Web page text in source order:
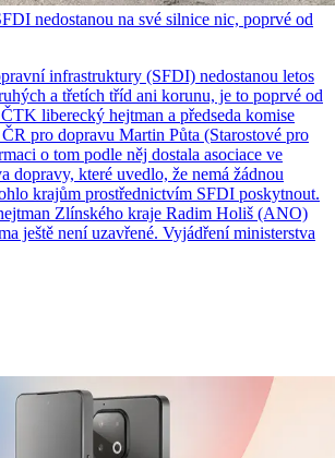
nedostanou na své silnice nic, poprvé od
infrastruktury (SFDI) nedostanou letos
a třetích tříd ani korunu, je to poprvé od
liberecký hejtman a předseda komise
pro dopravu Martin Půta (Starostové pro
o tom podle něj dostala asociace ve
dopravy, které uvedlo, že nemá žádnou
krajům prostřednictvím SFDI poskytnout.
Zlínského kraje Radim Holiš (ANO)
ještě není uzavřené. Vyjádření ministerstva